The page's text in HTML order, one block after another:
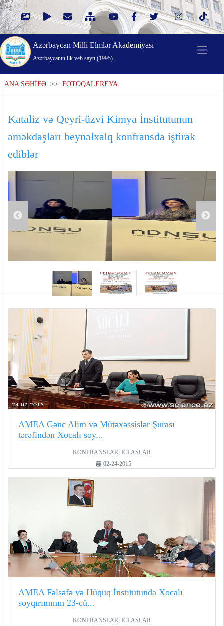
Azərbaycan Milli Elmlər Akademiyası
Azərbaycanın ilk veb saytı (1995)
ANA SƏHİFƏ >> FOTOQALEREYA
Kataliz və Qeyri-üzvi Kimya İnstitutunun
əməkdaşları beynəlxalq konfransda iştirak
ediblər
AMEA Gənc Alim və Mütəxəssislər Şurası
tərəfindən Xocalı soy...
KONFRANSLAR, İCLASLAR
02-24-2015
AMEA Fəlsəfə və Hüquq İnstitutunda Xocalı
soyqırımının 23-cü...
KONFRANSLAR, İCLASLAR